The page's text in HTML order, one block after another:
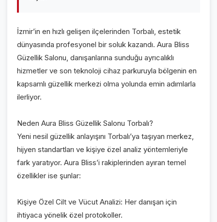
İzmir’in en hızlı gelişen ilçelerinden Torbalı, estetik
dünyasında profesyonel bir soluk kazandı. Aura Bliss
Güzellik Salonu, danışanlarına sunduğu ayrıcalıklı
hizmetler ve son teknoloji cihaz parkuruyla bölgenin en
kapsamlı güzellik merkezi olma yolunda emin adımlarla
ilerliyor.
Neden Aura Bliss Güzellik Salonu Torbalı?
Yeni nesil güzellik anlayışını Torbalı’ya taşıyan merkez,
hijyen standartları ve kişiye özel analiz yöntemleriyle
fark yaratıyor. Aura Bliss’i rakiplerinden ayıran temel
özellikler ise şunlar:
Kişiye Özel Cilt ve Vücut Analizi: Her danışan için
ihtiyaca yönelik özel protokoller.